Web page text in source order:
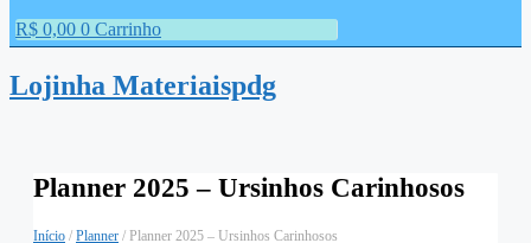
R$ 0,00 0 Carrinho
Lojinha Materiaispdg
Planner 2025 – Ursinhos Carinhosos
Início / Planner / Planner 2025 – Ursinhos Carinhosos